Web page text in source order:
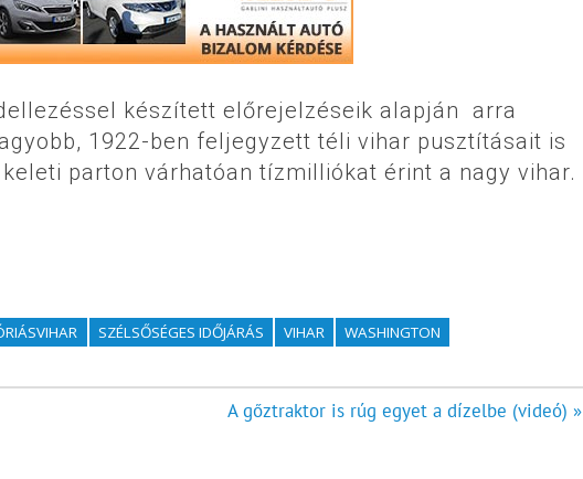
készített előrejelzéseik alapján arra
1922-ben feljegyzett téli vihar pusztításait is
parton várhatóan tízmilliókat érint a nagy vihar.
SZÉLSŐSÉGES IDŐJÁRÁS VIHAR WASHINGTON
A gőztraktor is rúg egyet a dízelbe (videó) »